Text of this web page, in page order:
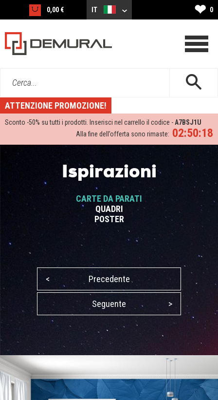
0,00 € IT ❤ 0
Cerca...
ATTENZIONE PROMOZIONE!
Sconto -50% su tutti i prodotti. Inserisci nel carrello il codice -A7BSJ1U
02:50:17
Alla fine dell’offerta sono rimaste:
Ispirazioni
CARTE DA PARATI
QUADRI
POSTER
< Precedente
Seguente >